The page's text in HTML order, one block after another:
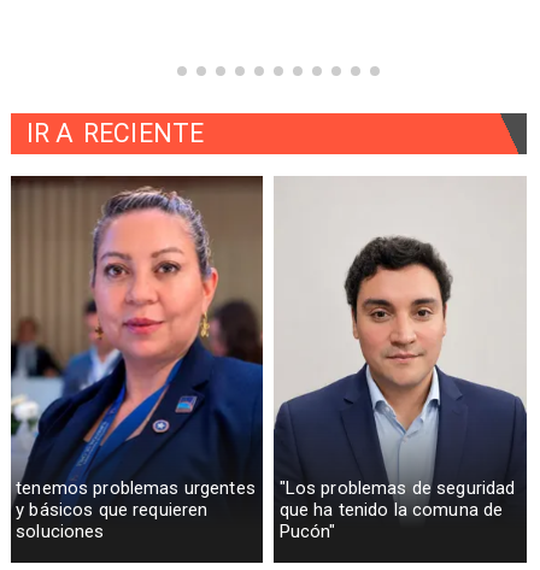
tenemos problemas urgentes
y básicos que requieren
soluciones
"Los problemas de seguridad
que ha tenido la comuna de
Pucón"
IR A RECIENTE